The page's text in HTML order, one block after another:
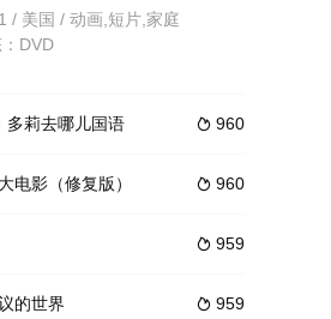
/ 美国 / 动画,短片,家庭
DVD
 960
多莉去哪儿国语
 960
电影（修复版）
 959
 959
的世界